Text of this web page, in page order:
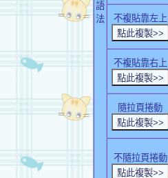
語
法
不複貼靠左上
不複貼靠右上
隨拉頁捲動
不隨拉頁捲動